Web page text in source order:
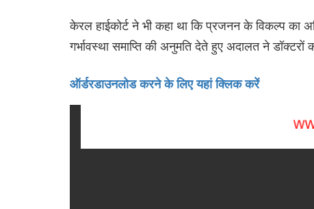
केरल हाईकोर्ट ने भी कहा था कि प्रजनन के विकल्प
गर्भावस्‍था समाप्ति की अनुमति देते हुए अदालत ने
ऑर्डरडाउनलोड करने के लिए यहां क्लिक करें